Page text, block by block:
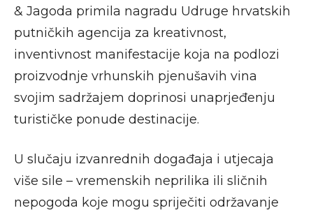
& Jagoda primila nagradu Udruge hrvatskih
putničkih agencija za kreativnost,
inventivnost manifestacije koja na podlozi
proizvodnje vrhunskih pjenušavih vina
svojim sadržajem doprinosi unaprjeđenju
turističke ponude destinacije.
U slučaju izvanrednih događaja i utjecaja
više sile – vremenskih neprilika ili sličnih
nepogoda koje mogu spriječiti održavanje